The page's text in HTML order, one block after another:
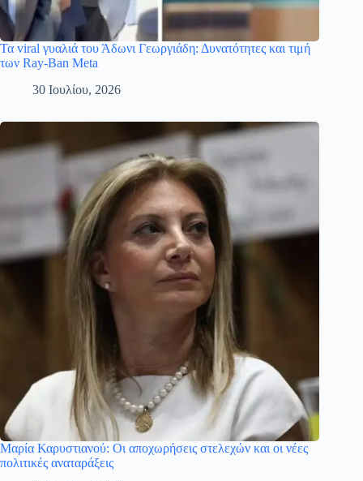
Τα viral γυαλιά του Άδωνι Γεωργιάδη: Δυνατότητες και τιμή
των Ray-Ban Meta
30 Ιουλίου, 2026
Μαρία Καρυστιανού: Οι αποχωρήσεις στελεχών και οι νέες
πολιτικές αναταράξεις